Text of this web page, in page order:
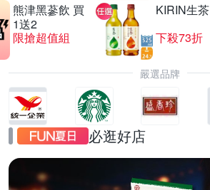
熊津黑蔘飲 買
1送2
限搶超值組
KIRIN生茶
下殺73折
嚴選品牌
必逛好店